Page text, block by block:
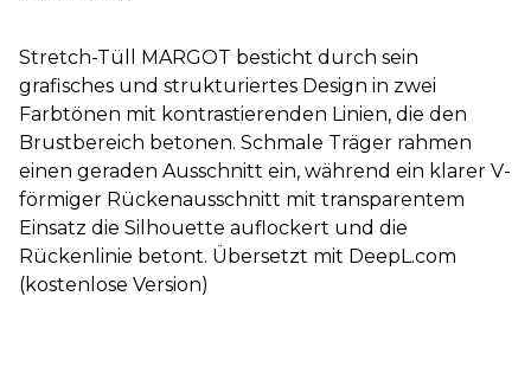
Stretch-Tüll MARGOT besticht durch sein
grafisches und strukturiertes Design in zwei
Farbtönen mit kontrastierenden Linien, die den
Brustbereich betonen. Schmale Träger rahmen
einen geraden Ausschnitt ein, während ein klarer V-
förmiger Rückenausschnitt mit transparentem
Einsatz die Silhouette auflockert und die
Rückenlinie betont. Übersetzt mit DeepL.com
(kostenlose Version)